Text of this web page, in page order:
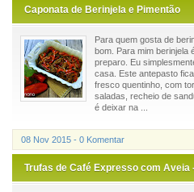
Caponata de Berinjela e Pimentão
Para quem gosta de
bom. Para mim berinjela
preparo. Eu
casa. Este antepasto
fresco quentinho, com
saladas, recheio de
é deixar na ...
08 Nov 2015 - 0 Komentar
Trufas de Café Expresso com